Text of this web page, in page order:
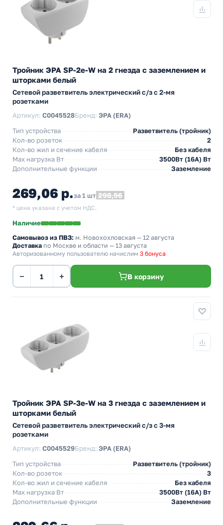
Тройник ЭРА SP-2e-W на 2 гнезда с заземлением и
шторками белый
Сетевой разветвитель электрический с/з с 2-мя
розетками
Артикул: C0045528Бренд: ЭРА (ERA)
Тип устройства
Разветвитель (тройник)
Кол-во розеток
2
Кол-во жил и сечение кабеля
Без кабеля
Max нагрузка Вт
3500Вт (16А) Вт
Дополнительные функции
Заземление
269,06 р.за 1 шт 298,96
* цена указана с учетом НДС.
Наличие
Самовывоз из ПВЗ: м. Новохохловская — 12 августа
Доставка по Москве и области — 13 августа
Авторизованному пользователю начислим 3 бонуса
− + В корзину
Тройник ЭРА SP-3e-W на 3 гнезда с заземлением и
шторками белый
Сетевой разветвитель электрический с/з с 3-мя
розетками
Артикул: C0045529Бренд: ЭРА (ERA)
Тип устройства
Разветвитель (тройник)
Кол-во розеток
3
Кол-во жил и сечение кабеля
Без кабеля
Max нагрузка Вт
3500Вт (16А) Вт
Дополнительные функции
Заземление